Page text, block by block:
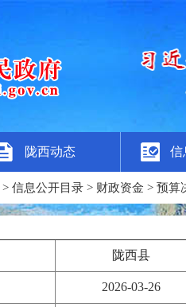
陇西动态 信
> 信息公开目录 > 财政资金 > 预算
陇西县
2026-03-26